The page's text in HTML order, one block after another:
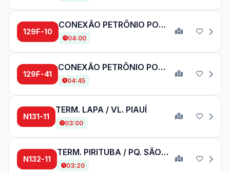
129F-10
CONEXÃO PETRÔNIO PORTELA / METRÔ BARRA FUNDA
04:00
129F-41
CONEXÃO PETRÔNIO PORTELA / PÇA. DO CORREIO
04:45
N131-11
TERM. LAPA / VL. PIAUÍ
03:00
N132-11
TERM. PIRITUBA / PQ. SÃO DOMINGOS
03:20